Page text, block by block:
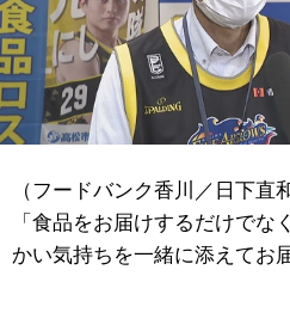
（フードバンク香川／日下直
「食品をお届けするだけでな
かい気持ちを一緒に添えてお